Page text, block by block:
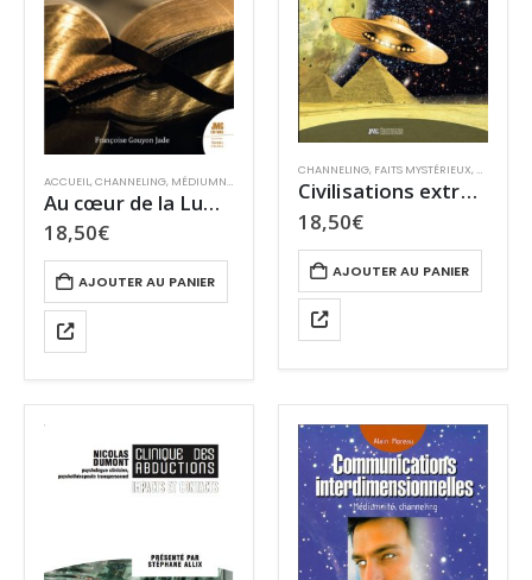
ACCUEIL,CHANNELING, MÉDIUMNITÉ MIRACLES ET SPIRITUALITÉ
Au cœur de la Lumière : La Bible et les messages médiumniques
18,50€
AJOUTER AU PANIER
CHANNELING, FAITS MYSTÉRIEUX,MONDES
Civilisations extraterrestres : tome 6 Mémoires galactiques
18,50€
AJOUTER AU PANIER